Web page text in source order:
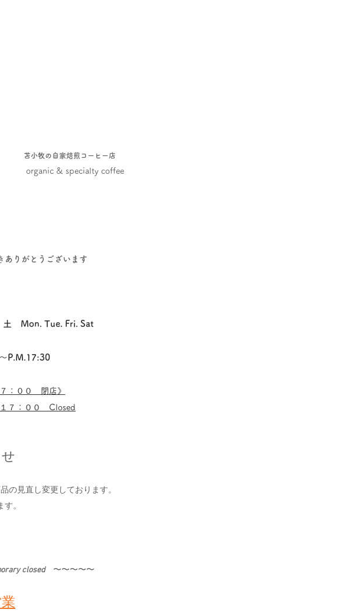
苫小牧の自家焙煎コーヒー店
organic & specialty coffee
ありがとうございます
土 Mon. Tue. Fri. Sat
P.M.17:30
：００ 閉店》
７：００ Closed
の見直し変更しております。
。
closed〜〜〜〜〜